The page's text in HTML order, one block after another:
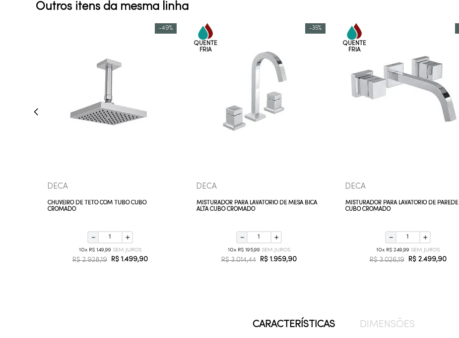
Outros itens da mesma linha
-49%
COMPRAR AGORA
VEJA MAIS
DECA
CHUVEIRO DE TETO COM TUBO CUBO
CROMADO
＋
－
10 R$ 149,99
R$ 2.928,19 R$ 1 .499,90
-35%
COMPRAR AGORA
VEJA MAIS
DECA
MISTURADOR PARA LAVATÓRIO DE MESA BICA
ALTA CUBO CROMADO
＋
－
10 R$ 195,99
R$ 3.014,44 R$ 1 .959,90
DECA
MISTURADOR PARA LAVATÓRIO DE PAREDE
CUBO CROMADO
＋
－
10 R$ 249,99
R$ 3.026,19 R$ 2.499,90
CARACTERÍSTICAS DIMENSÕES